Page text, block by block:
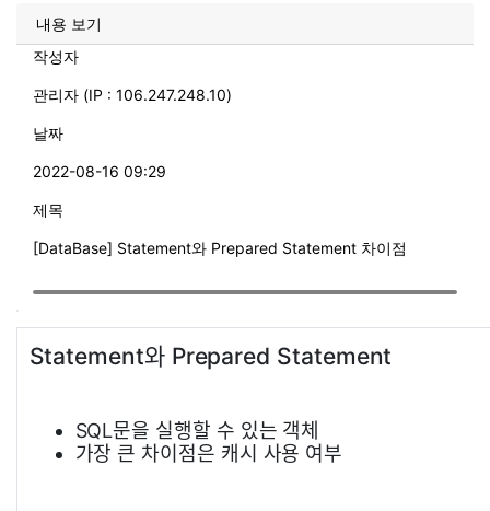
내용 보기
작성자
관리자 (IP : 106.247.248.10)
날짜
2022-08-16 09:29
제목
[DataBase] Statement와 Prepared Statement 차이점
Statement와 Prepared Statement
SQL문을 실행할 수 있는 객체
가장 큰 차이점은 캐시 사용 여부